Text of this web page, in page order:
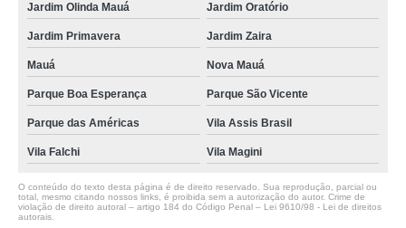
Jardim Olinda Mauá Jardim Oratório
Jardim Primavera Jardim Zaira
Mauá Nova Mauá
Parque Boa Esperança Parque São Vicente
Parque das Américas Vila Assis Brasil
Vila Falchi Vila Magini
O conteúdo do texto desta página é de direito reservado. Sua reprodução, parcial ou
total, mesmo citando nossos links, é proibida sem a autorização do autor. Crime de
violação de direito autoral – artigo 184 do Código Penal – Lei 9610/98 - Lei de direitos
autorais